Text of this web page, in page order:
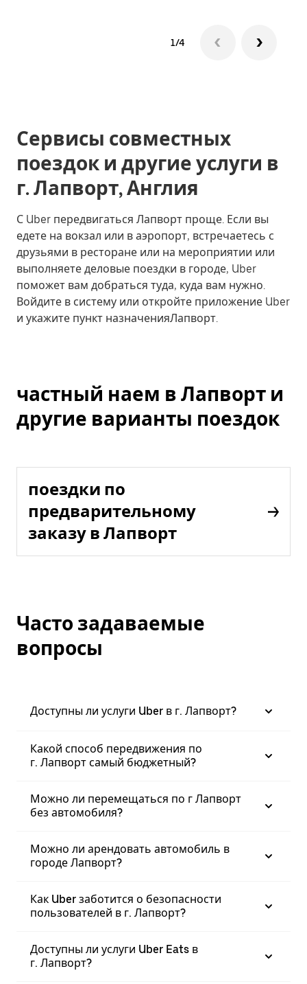
1/4
Сервисы совместных
поездок и другие услуги в
г. Лапворт, Англия
С Uber передвигаться Лапворт проще. Если вы
едете на вокзал или в аэропорт, встречаетесь с
друзьями в ресторане или на мероприятии или
выполняете деловые поездки в городе, Uber
поможет вам добраться туда, куда вам нужно.
Войдите в систему или откройте приложение Uber
и укажите пункт назначенияЛапворт.
частный наем в Лапворт и
другие варианты поездок
поездки по
предварительному
заказу в Лапворт
Часто задаваемые
вопросы
Доступны ли услуги Uber в г. Лапворт?
Какой способ передвижения по
г. Лапворт самый бюджетный?
Можно ли перемещаться по г Лапворт
без автомобиля?
Можно ли арендовать автомобиль в
городе Лапворт?
Как Uber заботится о безопасности
пользователей в г. Лапворт?
Доступны ли услуги Uber Eats в
г. Лапворт?